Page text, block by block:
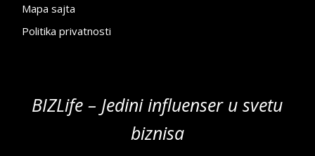
Mapa sajta
Politika privatnosti
BIZLife – Jedini influenser u svetu
biznisa